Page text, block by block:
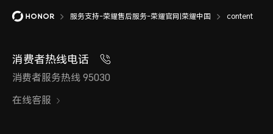
服务支持-荣耀售后服务-荣耀官网|荣耀中国 content
消费者热线电话
消费者服务热线 95030
在线客服